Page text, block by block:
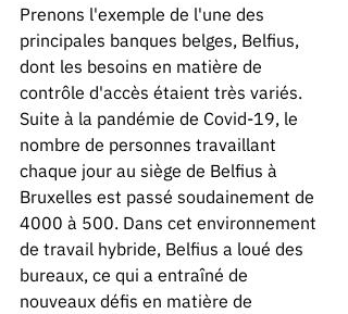
Prenons l'exemple de l'une des
principales banques belges, Belfius,
dont les besoins en matière de
contrôle d'accès étaient très variés.
Suite à la pandémie de Covid-19, le
nombre de personnes travaillant
chaque jour au siège de Belfius à
Bruxelles est passé soudainement de
4000 à 500. Dans cet environnement
de travail hybride, Belfius a loué des
bureaux, ce qui a entraîné de
nouveaux défis en matière de